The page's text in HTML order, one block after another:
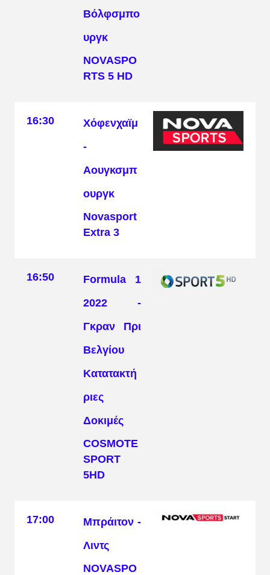
Βόλφσμπο
υργκ
NOVASPO
RTS 5 HD
16:30
Χόφενχαϊμ
-
Αουγκσμπ
ουργκ
Νovasport
Extra 3
16:50
Formula 1
2022 -
Γκραν Πρι
Βελγίου
Κατατακτή
ριες
Δοκιμές
COSMOTE
SPORT
5HD
17:00
Μπράιτον -
Λιντς
NOVASPO